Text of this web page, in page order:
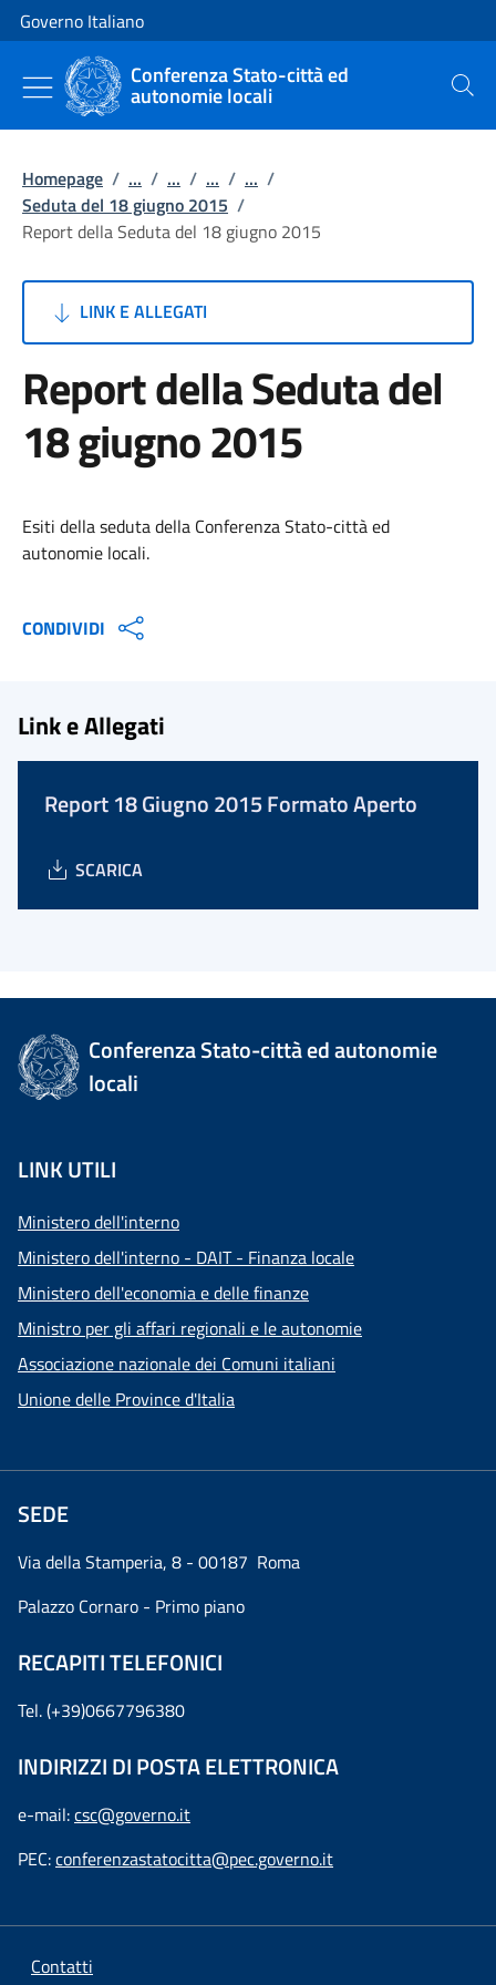
Vai al contenuto
Vai alla navigazione del sito
Governo Italiano
Conferenza Stato-città ed
autonomie locali Cerca
Homepage / ... / ... / ... / ... /
Seduta del 18 giugno 2015 /
Report della Seduta del 18 giugno 2015
LINK E ALLEGATI
Report della Seduta del
18 giugno 2015
Esiti della seduta della Conferenza Stato-città ed
autonomie locali.
CONDIVIDI
Link e Allegati
Report 18 Giugno 2015 Formato Aperto
SCARICA
Conferenza Stato-città ed autonomie
locali
LINK UTILI
Ministero dell'interno
Ministero dell'interno - DAIT - Finanza locale
Ministero dell'economia e delle finanze
Ministro per gli affari regionali e le autonomie
Associazione nazionale dei Comuni italiani
Unione delle Province d'Italia
SEDE
Via della Stamperia, 8 - 00187 Roma
Palazzo Cornaro - Primo piano
RECAPITI TELEFONICI
Tel. (+39)0667796380
INDIRIZZI DI POSTA ELETTRONICA
e-mail:csc@governo.it
PEC:conferenzastatocitta@pec.governo.it
Contatti